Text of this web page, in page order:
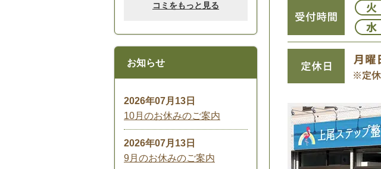
お知らせ
2026年07月13日
10月のお休みのご案内
2026年07月13日
9月のお休みのご案内